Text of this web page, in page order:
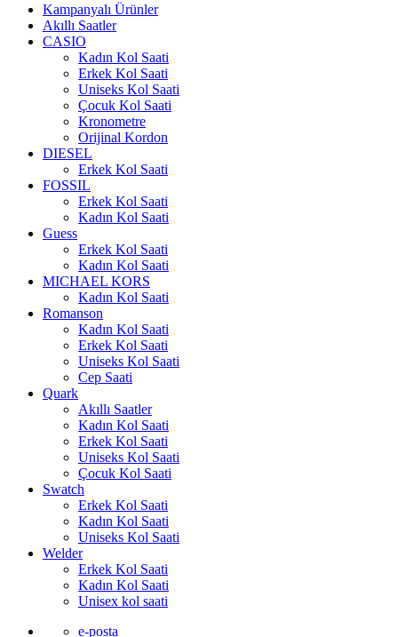
Kampanyalı Ürünler
Akıllı Saatler
CASIO
Kadın Kol Saati
Erkek Kol Saati
Uniseks Kol Saati
Çocuk Kol Saati
Kronometre
Orijinal Kordon
DIESEL
Erkek Kol Saati
FOSSIL
Erkek Kol Saati
Kadın Kol Saati
Guess
Erkek Kol Saati
Kadın Kol Saati
MICHAEL KORS
Kadın Kol Saati
Romanson
Kadın Kol Saati
Erkek Kol Saati
Uniseks Kol Saati
Cep Saati
Quark
Akıllı Saatler
Kadın Kol Saati
Erkek Kol Saati
Uniseks Kol Saati
Çocuk Kol Saati
Swatch
Erkek Kol Saati
Kadın Kol Saati
Uniseks Kol Saati
Welder
Erkek Kol Saati
Kadın Kol Saati
Unisex kol saati
e-posta